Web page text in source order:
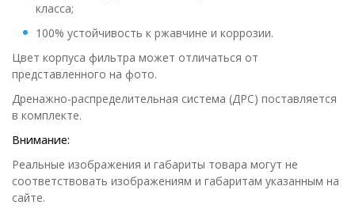
класса;
100% устойчивость к ржавчине и коррозии.
Цвет корпуса фильтра может отличаться от
представленного на фото.
Дренажно-распределительная система (ДРС) поставляется
в комплекте.
Внимание:
Реальные изображения и габариты товара могут не
соответствовать изображениям и габаритам указанным на
сайте.